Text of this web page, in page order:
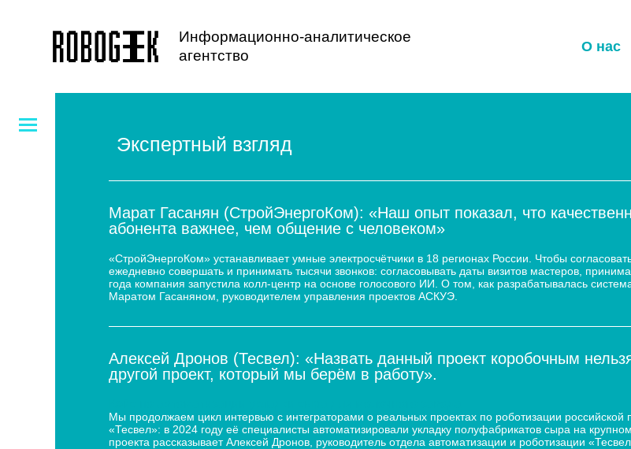
Информационно-аналитическое
агентство
О нас
Экспертный взгляд
Марат Гасанян (СтройЭнергоКом): «Наш опыт показал, что
абонента важнее, чем общение с человеком»
«СтройЭнергоКом» устанавливает умные электросчётчики в 18 регионах России. Чтобы
ежедневно совершать и принимать тысячи звонков: согласовывать даты визитов мастеров,
года компания запустила колл-центр на основе голосового ИИ. О том, как разрабатывалась
Маратом Гасаняном, руководителем управления проектов АСКУЭ.
Алексей Дронов (Тесвел): «Назвать данный проект коробочным
другой проект, который мы берём в работу».
Мы продолжаем цикл интервью с интеграторами о реальных проектах по роботизации
«Тесвел»: в 2024 году её специалисты автоматизировали укладку полуфабрикатов сыра на
проекта рассказывает Алексей Дронов, руководитель отдела автоматизации и роботизации